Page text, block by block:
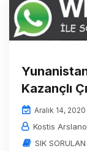
Kazançlı
Aralık 14, 2020
Kostis
SIK